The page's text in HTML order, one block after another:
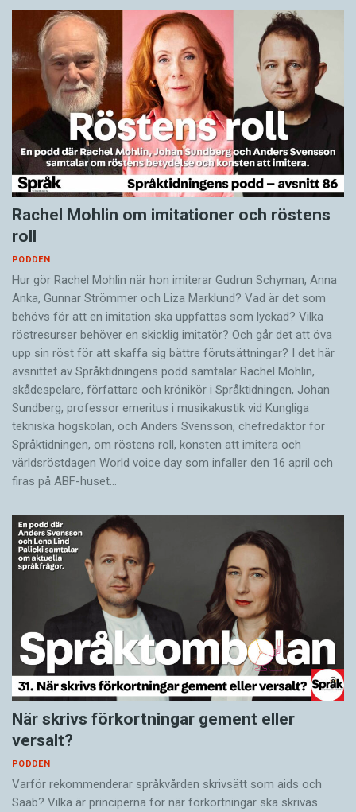
Rachel Mohlin om imitationer och röstens
roll
PODDEN
Hur gör Rachel Mohlin när hon imiterar Gudrun Schyman, Anna
Anka, Gunnar Strömmer och Liza Marklund? Vad är det som
behövs för att en imitation ska uppfattas som lyckad? Vilka
röstresurser behöver en skicklig imitatör? Och går det att öva
upp sin röst för att skaffa sig bättre förutsättningar? I det här
avsnittet av Språktidningens podd samtalar Rachel Mohlin,
skådespelare, författare och krönikör i Språktidningen, Johan
Sundberg, professor emeritus i musikakustik vid Kungliga
tekniska högskolan, och Anders Svensson, chefredaktör för
Språktidningen, om röstens roll, konsten att imitera och
världsröstdagen World voice day som infaller den 16 april och
firas på ABF-huset…
När skrivs förkortningar gement eller
versalt?
PODDEN
Varför rekommenderar språkvården skrivsätt som aids och
Saab? Vilka är principerna för när förkortningar ska skrivas